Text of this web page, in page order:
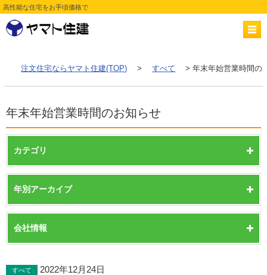
高性能な住宅をお手頃価格で
注文住宅ならヤマト住建(TOP) > すべて > 年末年始営業時間の
年末年始営業時間のお知らせ
カテゴリ
年別アーカイブ
会社情報
すべて 2022年12月24日